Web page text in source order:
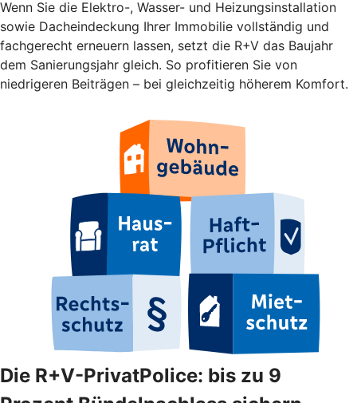
Wenn Sie die Elektro-, Wasser- und Heizungsinstallation
sowie Dacheindeckung Ihrer Immobilie vollständig und
fachgerecht erneuern lassen, setzt die R+V das Baujahr
dem Sanierungsjahr gleich. So profitieren Sie von
niedrigeren Beiträgen – bei gleichzeitig höherem Komfort.
Die R+V-PrivatPolice: bis zu 9